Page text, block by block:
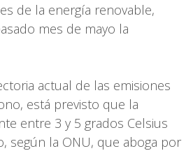
de la energía renovable,
mes de mayo la
actual de las emisiones
está previsto que la
entre 3 y 5 grados Celsius
según la ONU, que aboga por